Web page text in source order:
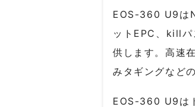
EOS-360 U9は
ットEPC、killパ
供します。高速
みタギングなど
EOS-360 U9は